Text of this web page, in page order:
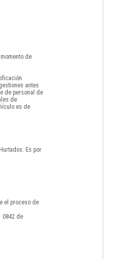
de
antes
de personal de
de
es de
Es por
el proceso de
0842 de